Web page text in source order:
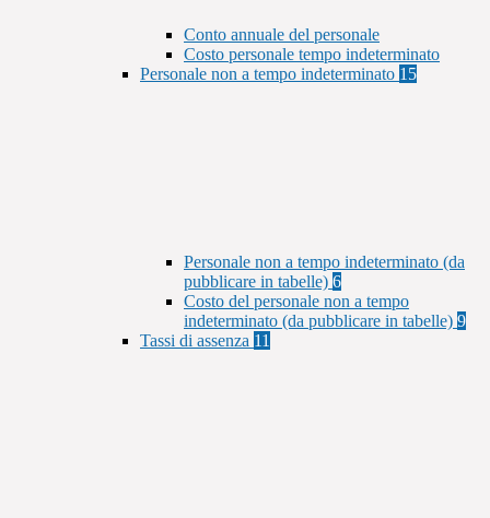
Conto annuale del personale
Costo personale tempo indeterminato
Personale non a tempo indeterminato 15
Personale non a tempo indeterminato (da
pubblicare in tabelle) 6
Costo del personale non a tempo
indeterminato (da pubblicare in tabelle) 9
Tassi di assenza 11